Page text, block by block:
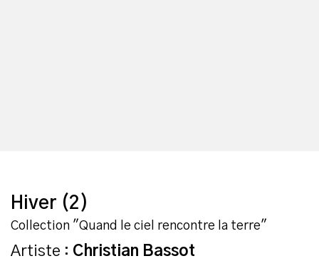
Hiver (2)
Collection "Quand le ciel rencontre la terre"
Artiste : Christian Bassot